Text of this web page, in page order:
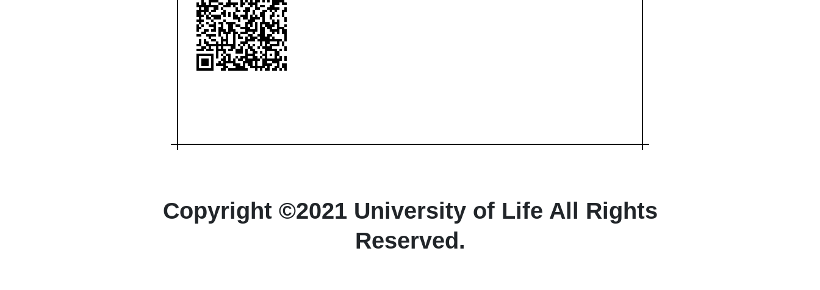
Copyright ©2021 University of Life All Rights
Reserved.